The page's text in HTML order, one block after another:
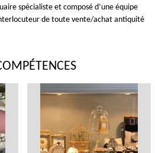
spécialiste et composé d’une équipe
de toute vente/achat antiquité